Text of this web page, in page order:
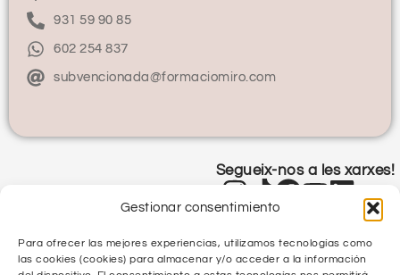
Gestionar consentimiento
Para ofrecer las mejores experiencias, utilizamos tecnologías como
las cookies (cookies) para almacenar y/o acceder a la información
931 59 90 85
602 254 837
subvencionada@formaciomiro.com
Segueix-nos a les xarxes!